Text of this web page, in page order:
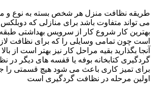
طریقه نظافت منزل هر شخص بسته به نوع و
می تواند متفاوت باشد برای منازلی که
بهترین کار شروع کار از سرویس بهداشتی
است چون تمامی وسایلی را که برای نظافت
آنجا بگذارید بقیه مراحل کار نیز بهتر است از
گردگیری کتابخانه بوفه یا قفسه های دیگر در
برای تمیز کاری باعث می شود هیچ قسمتی را جا
اولین مرحله در نظافت گردگیری است